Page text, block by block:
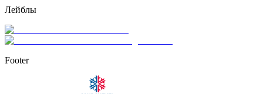
Лейблы
Footer